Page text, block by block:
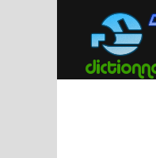
contenu